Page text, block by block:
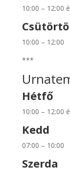
10:00 – 12:00
10:00 – 12:00
***
Hétfő
10:00 – 12:00
Kedd
07:00 – 10:00
Szerda